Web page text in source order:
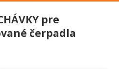
pre
čerpadla